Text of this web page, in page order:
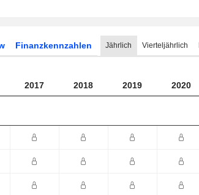
Finanzkennzahlen Jährlich Vierteljährlich
2017 2018 2019 2020